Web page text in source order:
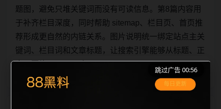
题图，避免只堆关键词而没有可读信息。第8篇内容用
于补齐栏目深度，同时帮助 sitemap、栏目页、首页推
荐形成更自然的内链关系。图片说明统一绑定站点主关
键词、栏目词和文章标题，让搜索引擎能够从标题、正
文、图片 alt、title 之
跳过广告 00:56